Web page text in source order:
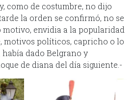
como de costumbre, no dijo
la orden se confirmó, no se
motivo, envidia a la popularidad
motivos políticos, capricho o lo
había dado Belgrano y
de diana del día siguiente.-